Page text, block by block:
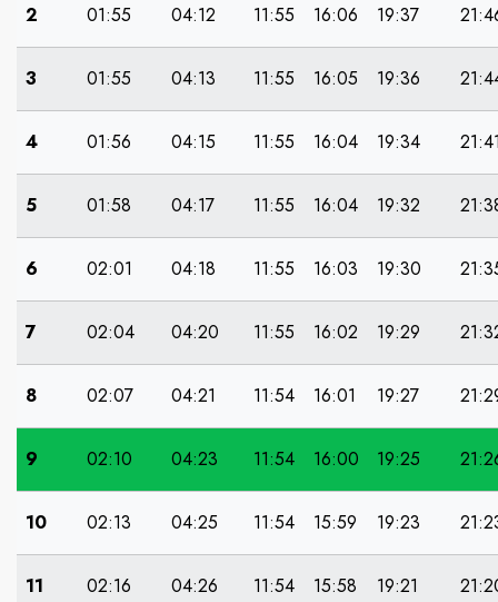
2 01:55 04:12 11:55 16:06 19:37
3 01:55 04:13 11:55 16:05 19:36
4 01:56 04:15 11:55 16:04 19:34
5 01:58 04:17 11:55 16:04 19:32
6 02:01 04:18 11:55 16:03 19:30
7 02:04 04:20 11:55 16:02 19:29
8 02:07 04:21 11:54 16:01 19:27
9 02:10 04:23 11:54 16:00 19:25
10 02:13 04:25 11:54 15:59 19:23
11 02:16 04:26 11:54 15:58 19:21